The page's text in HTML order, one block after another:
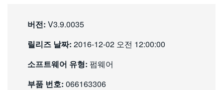
버전: V3.9.0035
릴리즈 날짜: 2016-12-02 오전 12:00:00
소프트웨어 유형: 펌웨어
부품 번호: 066163306